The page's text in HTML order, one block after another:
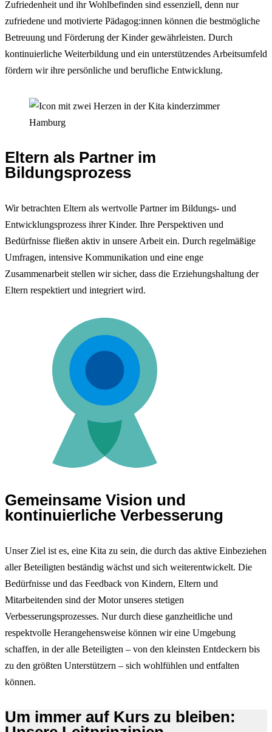
Zufriedenheit und ihr Wohlbefinden sind essenziell, denn nur
zufriedene und motivierte Pädagog:innen können die bestmögliche
Betreuung und Förderung der Kinder gewährleisten. Durch
kontinuierliche Weiterbildung und ein unterstützendes Arbeitsumfeld
fördern wir ihre persönliche und berufliche Entwicklung.
Eltern als Partner im
Bildungsprozess
Wir betrachten Eltern als wertvolle Partner im Bildungs- und
Entwicklungsprozess ihrer Kinder. Ihre Perspektiven und
Bedürfnisse fließen aktiv in unsere Arbeit ein. Durch regelmäßige
Umfragen, intensive Kommunikation und eine enge
Zusammenarbeit stellen wir sicher, dass die Erziehungshaltung der
Eltern respektiert und integriert wird.
Gemeinsame Vision und
kontinuierliche Verbesserung
Unser Ziel ist es, eine Kita zu sein, die durch das aktive Einbeziehen
aller Beteiligten beständig wächst und sich weiterentwickelt. Die
Bedürfnisse und das Feedback von Kindern, Eltern und
Mitarbeitenden sind der Motor unseres stetigen
Verbesserungsprozesses. Nur durch diese ganzheitliche und
respektvolle Herangehensweise können wir eine Umgebung
schaffen, in der alle Beteiligten – von den kleinsten Entdeckern bis
zu den größten Unterstützern – sich wohlfühlen und entfalten
können.
Um immer auf Kurs zu bleiben: